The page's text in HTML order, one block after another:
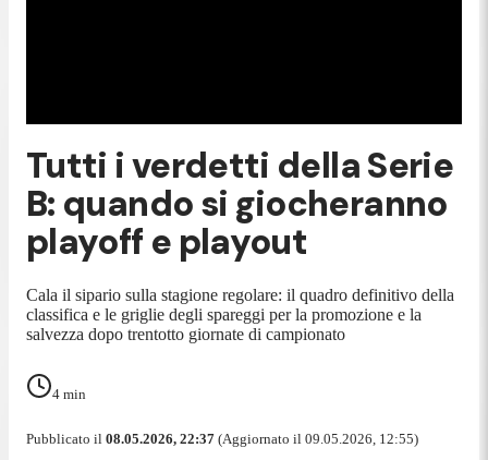
Tutti i verdetti della Serie
B: quando si giocheranno
playoff e playout
Cala il sipario sulla stagione regolare: il quadro definitivo della
classifica e le griglie degli spareggi per la promozione e la
salvezza dopo trentotto giornate di campionato
4 min
Pubblicato il 08.05.2026, 22:37 (Aggiornato il 09.05.2026, 12:55)